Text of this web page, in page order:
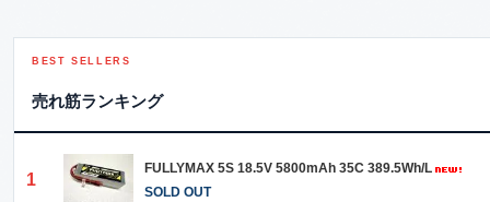
BEST SELLERS
売れ筋ランキング
1
FULLYMAX 5S 18.5V 5800mAh 35C 389.5Wh/L
SOLD OUT